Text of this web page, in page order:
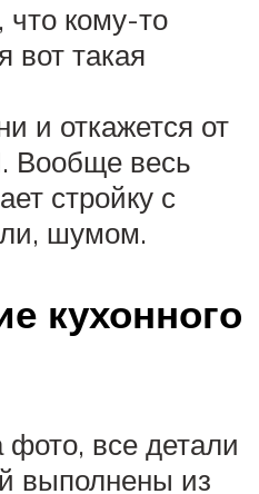
кому-то
вот такая
и откажется от
Вообще весь
стройку с
шумом.
кухонного
все детали
выполнены из